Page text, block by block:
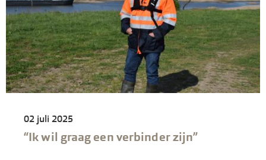
02 juli 2025
“Ik wil graag een verbinder zijn”